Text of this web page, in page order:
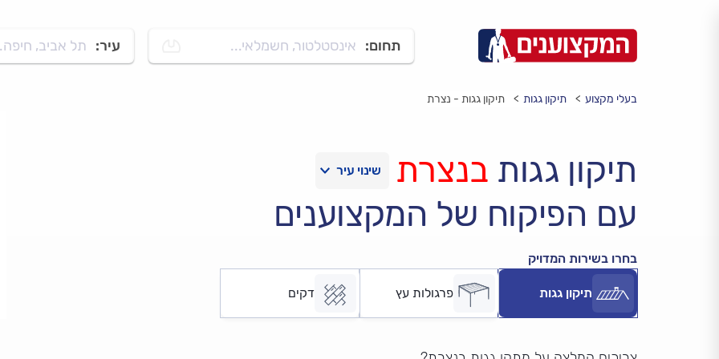
תחום: אינסטלטור, חשמלאי... עיר: תל אביב,
בעלי מקצוע תיקון גגות תיקון גגות - נצרת
תיקון גגות בנצרת
עם הפיקוח של המקצוענים
בחרו בשירות המדויק
תיקון גגות פרגולות עץ דקים